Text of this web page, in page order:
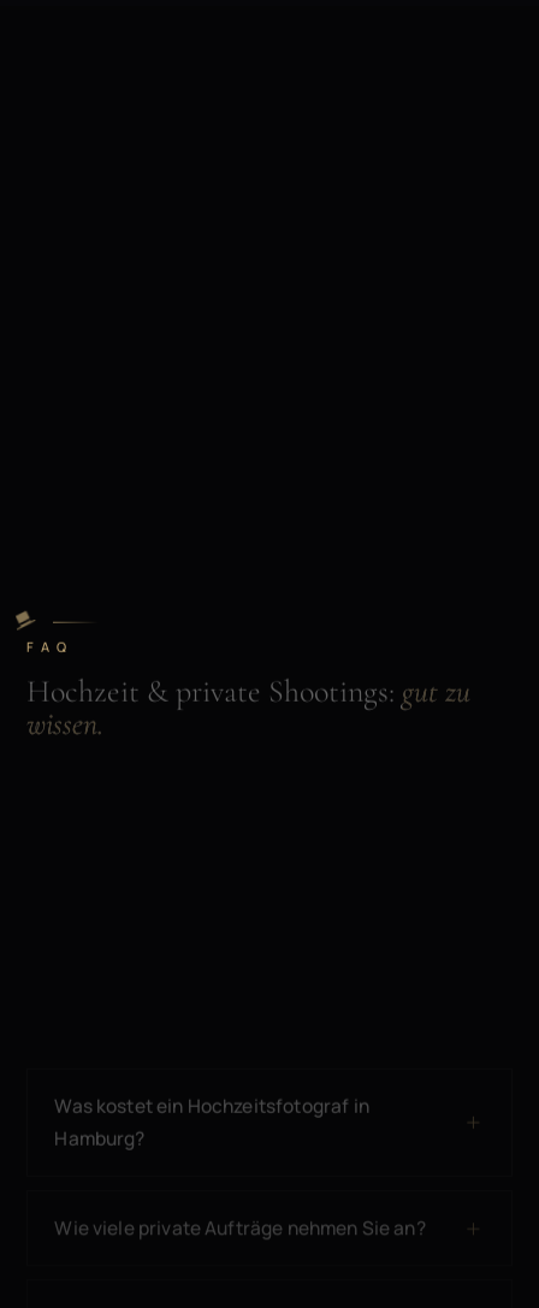
FAQ
Hochzeit & private Shootings: gut zu
wissen.
Was kostet ein Hochzeitsfotograf in
Hamburg?
Wie viele private Aufträge nehmen Sie an?